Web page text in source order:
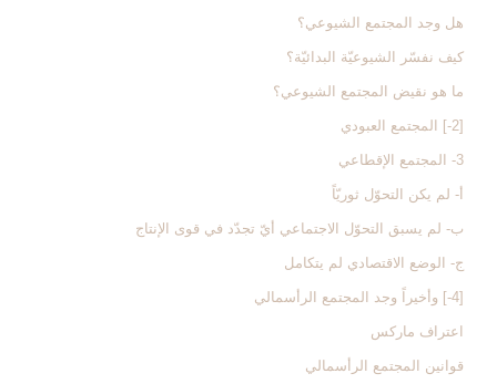
هل وجد المجتمع الشيوعي؟
كيف نفسّر الشيوعيّة البدائيّة؟
ما هو نقيض المجتمع الشيوعي؟
[2-] المجتمع العبودي‏
3- المجتمع الإقطاعي‏
أ- لم يكن التحوّل ثوريّاً
ب- لم يسبق التحوّل الاجتماعي أيّ تجدّد في قوى الإنتاج
ج- الوضع الاقتصادي لم يتكامل
[4-] وأخيراً وجد المجتمع الرأسمالي‏
اعتراف ماركس
قوانين المجتمع الرأسمالي